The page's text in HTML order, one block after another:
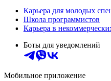
Карьера для молодых
Школа программистов
Карьера в
Боты для уведомлений
Мобильное приложение